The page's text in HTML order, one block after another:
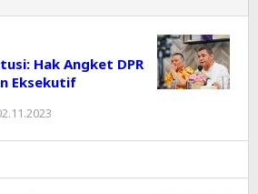
Hak Angket DPR
Eksekutif